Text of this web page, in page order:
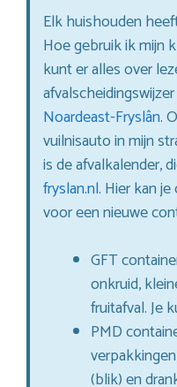
Elk huishouden
Hoe gebruik ik mijn
kunt er alles over
Noardeast-Fryslân.
vuilnisauto in mijn
is de afvalkalender,
fryslan.nl. Hier kan
voor een nieuwe
GFT
onkruid,
fruitafval. Je
PMD
(blik) en